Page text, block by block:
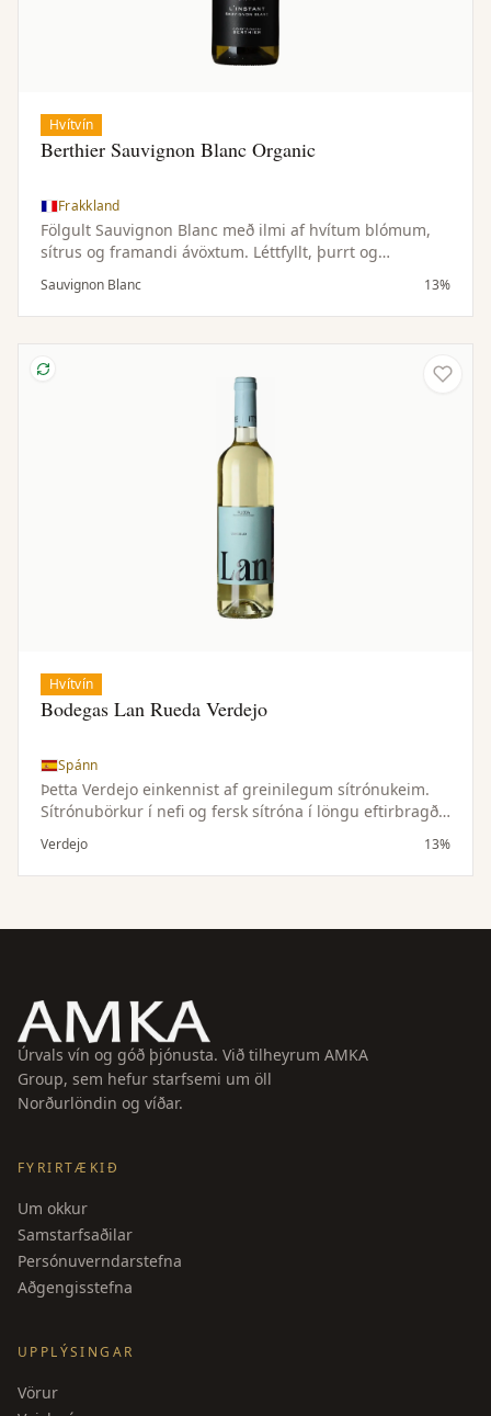
Hvítvín
Berthier Sauvignon Blanc Organic
Frakkland
Fölgult Sauvignon Blanc með ilmi af hvítum blómum,
sítrus og framandi ávöxtum. Léttfyllt, þurrt og
hressandi.
Sauvignon Blanc 13%
Hvítvín
Bodegas Lan Rueda Verdejo
Spánn
Þetta Verdejo einkennist af greinilegum sítrónukeim.
Sítrónubörkur í nefi og fersk sítróna í löngu eftirbragði.
Jafn hressandi og glas af límonaði og hverfur jafn
hratt. Frábær fordrykkur sem passar einstaklega vel
með geitaosti og alls kyns sjávarréttum.
Verdejo 13%
Úrvals vín og góð þjónusta. Við tilheyrum AMKA
Group, sem hefur starfsemi um öll
Norðurlöndin og víðar.
FYRIRTÆKIÐ
Um okkur
Samstarfsaðilar
Persónuverndarstefna
Aðgengisstefna
UPPLÝSINGAR
Vörur